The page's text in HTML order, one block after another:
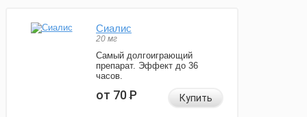
Сиалис
20 мг
Самый долгоиграющий
препарат. Эффект до 36
часов.
от 70Р Купить